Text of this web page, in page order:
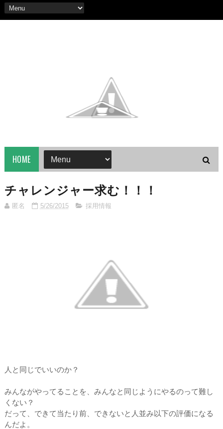
HOME
チャレンジャー求む！！！
匿名 5/26/2015 採用情報
人と同じでいいのか？
みんながやってることを、みんなと同じようにやるのって難し
くない？
だって、できて当たり前、できないと人並み以下の評価になる
んだよ。